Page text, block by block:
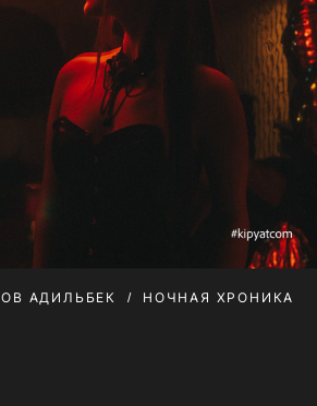
АДИЛЬБЕК НОЧНАЯ ХРОНИКА